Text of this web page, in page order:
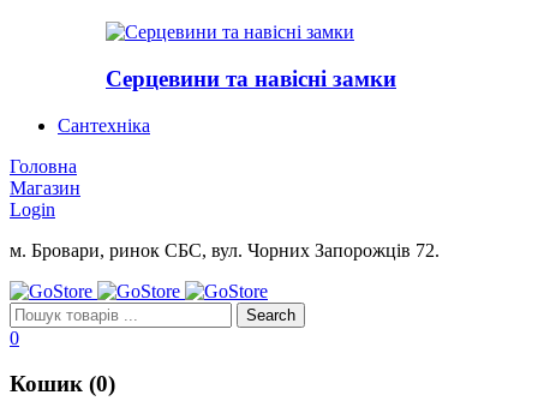
Серцевини та навісні замки
Сантехніка
Головна
Магазин
Login
м. Бровари, ринок СБС, вул. Чорних Запорожців 72.
0
Кошик (0)